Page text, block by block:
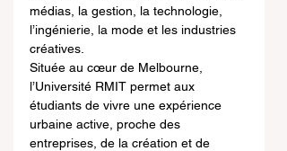
médias, la gestion, la technologie,
l’ingénierie, la mode et les industries
créatives.
Située au cœur de Melbourne,
l’Université RMIT permet aux
étudiants de vivre une expérience
urbaine active, proche des
entreprises, de la création et de